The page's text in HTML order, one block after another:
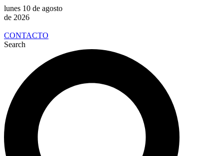
lunes 10 de agosto
de 2026
CONTACTO
Search